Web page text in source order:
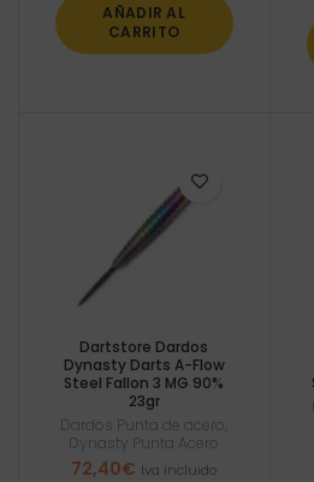
AÑADIR AL
CARRITO
Dartstore Dardos
Dynasty Darts A-Flow
Steel Fallon 3 MG 90%
23gr
Dardos Punta de acero
Dynasty Punta Acero
72,40€ Iva incluido